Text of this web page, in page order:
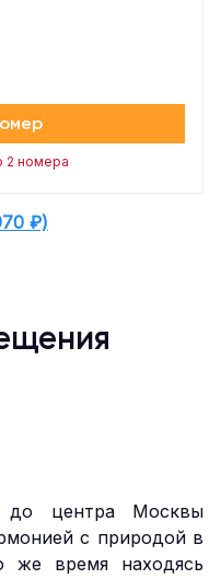
2 номера
₽)
до центра Москвы
с природой в
же время находясь